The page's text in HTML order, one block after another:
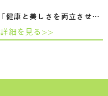
東京都大田区「健康と美しさを両立させる…
詳細を見る>>